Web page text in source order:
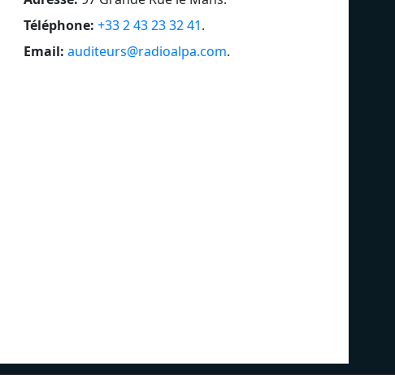
Téléphone: +33 2 43 23 32 41.
Email: auditeurs@radioalpa.com.